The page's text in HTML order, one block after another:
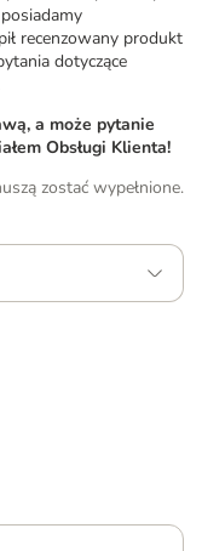
recenzowany produkt
dotyczące
a może pytanie
Obsługi Klienta!
zostać wypełnione.